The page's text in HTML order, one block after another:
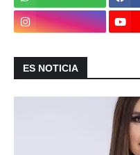
ES NOTICIA